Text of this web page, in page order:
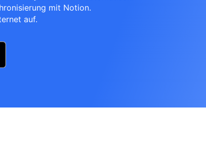
mit Notion.
auf.